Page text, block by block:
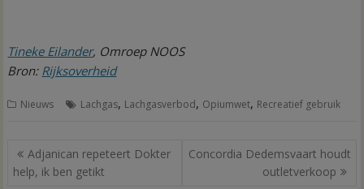
Tineke Eilander, Omroep NOOS
Bron: Rijksoverheid
Nieuws Lachgas, Lachgasverbod, Opiumwet, Recreatief gebruik
Bericht
navigatie
Adjanican repeteert Dokter
help, ik ben getikt
Concordia Dedemsvaart houdt
outletverkoop